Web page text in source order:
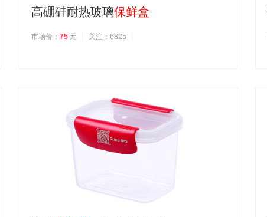
高硼硅耐热玻璃保鲜盒
市场价： 75 元 关注：6825